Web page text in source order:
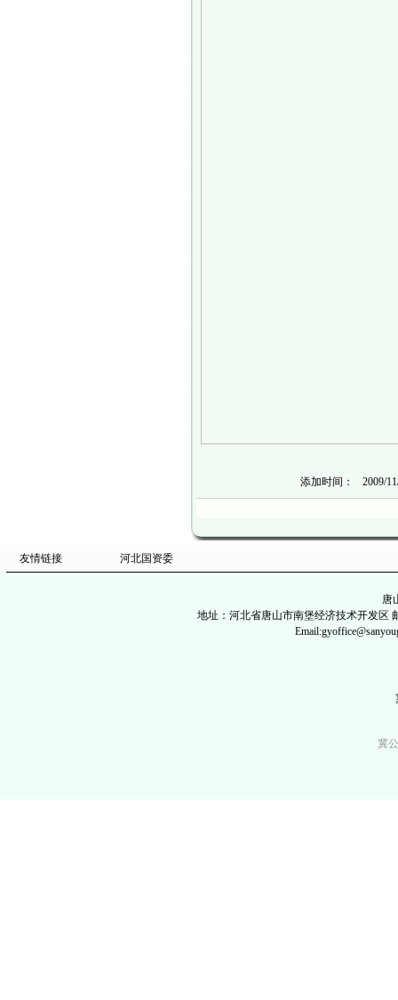
添加时间： 2009/
友情链接 河北国资委
唐
地址：河北省唐山市南堡经济技术开发区
冀